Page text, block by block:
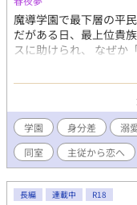
魔導学園で最下層の平
だがある日、最上位貴
スに助けられ、 なぜか
来、リオの生活は一変
なまでの過保護、 さら
限まで！？ 「俺のこ
愛いと思ってる」 それ
用な最上級貴族×平民
れ甘やかし全開の、王
学園 身分差 溺
同室
主従から恋へ
長編 連載中 R18